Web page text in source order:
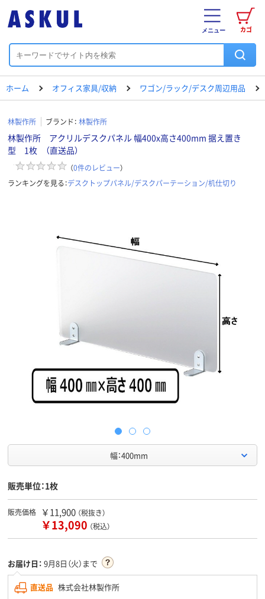
カゴ
メニュー
ホーム オフィス家具/収納 ワゴン/ラック/デスク周辺用品
林製作所 ブランド： 林製作所
林製作所 アクリルデスクパネル 幅400x高さ400mm 据え置き
型 1枚 （直送品）
（0件のレビュー）
ランキングを見る：デスクトップパネル/デスクパーテーション/机仕切り
幅：400mm
販売単位：1枚
販売価格 ￥11,900 （税抜き）
￥13,090 （税込）
お届け日： 9月8日（火）まで
直送品 株式会社林製作所